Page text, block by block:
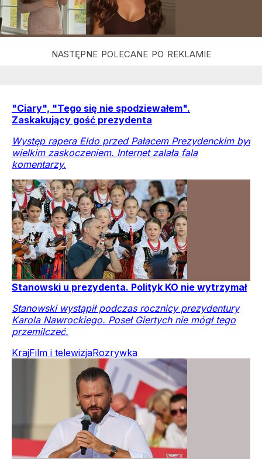
"Ciary", "Tego się nie spodziewałem".
Zaskakujący gość prezydenta
Występ rapera Eldo przed Pałacem Prezydenckim był
wielkim zaskoczeniem. Internet zalała fala
komentarzy.
Stanowski u prezydenta. Polityk KO nie wytrzymał
Stanowski wystąpił podczas rocznicy prezydentury
Karola Nawrockiego. Poseł Giertych nie mógł tego
przemilczeć.
KrajFilm i telewizjaRozrywka